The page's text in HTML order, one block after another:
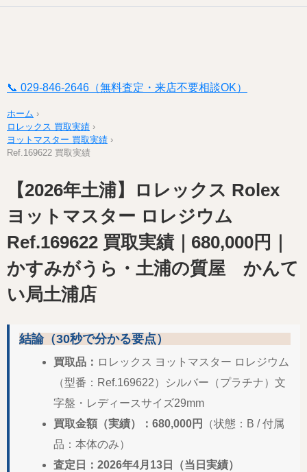
📞 029-846-2646（無料査定・来店不要相談OK）
ホーム ›
ロレックス 買取実績 ›
ヨットマスター 買取実績 ›
Ref.169622 買取実績
【2026年土浦】ロレックス Rolex
ヨットマスター ロレジウム
Ref.169622 買取実績｜680,000円｜
かすみがうら・土浦の質屋 かんて
い局土浦店
結論（30秒で分かる要点）
買取品： ロレックス ヨットマスター ロレジウム
（型番：Ref.169622）シルバー（プラチナ）文
字盤・レディースサイズ29mm
買取金額（実績）：680,000円
（状態：B / 付属
品：本体のみ）
査定日：2026年4月13日（当日実績）